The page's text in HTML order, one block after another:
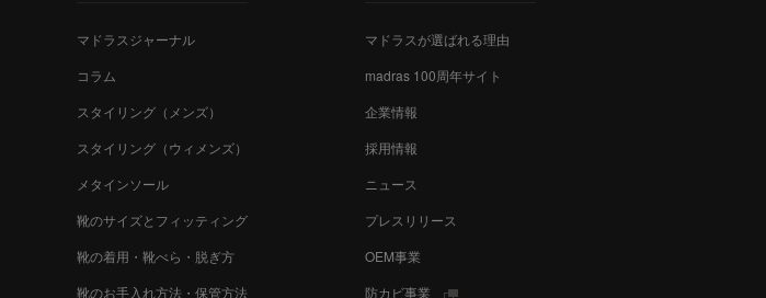
マドラスジャーナル
コラム
スタイリング（メンズ）
スタイリング（ウィメンズ）
メタインソール
靴のサイズとフィッティング
靴の着用・靴べら・脱ぎ方
靴のお手入れ方法・保管方法
マドラスが選ばれる理由
madras 100周年サイト
企業情報
採用情報
ニュース
プレスリリース
OEM事業
防カビ事業